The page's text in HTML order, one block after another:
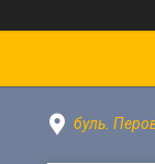
буль.